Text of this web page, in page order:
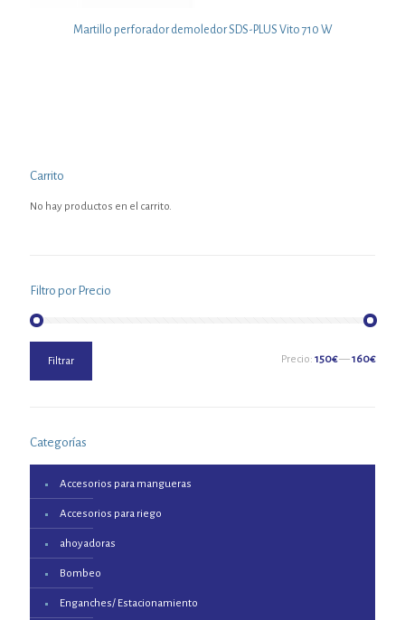
Martillo perforador demoledor SDS-PLUS Vito 710 W
Carrito
No hay productos en el carrito.
Filtro por Precio
mínimo
máximo
Filtrar Precio: 150€—160€
Categorías
Accesorios para mangueras
Accesorios para riego
ahoyadoras
Bombeo
Enganches/ Estacionamiento